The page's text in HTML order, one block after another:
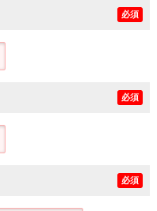
必須
必須
必須